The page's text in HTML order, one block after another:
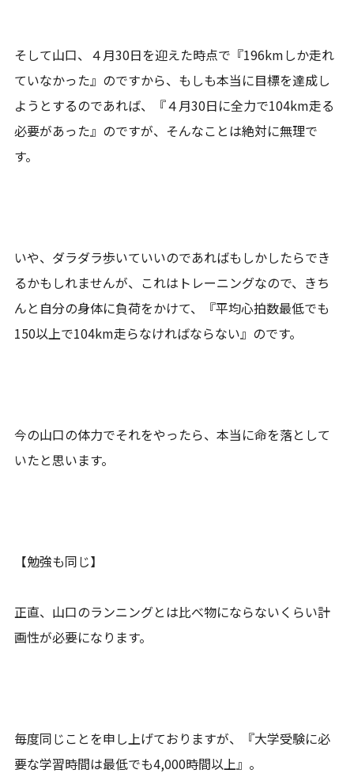
そして山口、４月30日を迎えた時点で『196kmしか走れ
ていなかった』のですから、もしも本当に目標を達成し
ようとするのであれば、『４月30日に全力で104km走る
必要があった』のですが、そんなことは絶対に無理で
す。
いや、ダラダラ歩いていいのであればもしかしたらでき
るかもしれませんが、これはトレーニングなので、きち
んと自分の身体に負荷をかけて、『平均心拍数最低でも
150以上で104km走らなければならない』のです。
今の山口の体力でそれをやったら、本当に命を落として
いたと思います。
【勉強も同じ】
正直、山口のランニングとは比べ物にならないくらい計
画性が必要になります。
毎度同じことを申し上げておりますが、『大学受験に必
要な学習時間は最低でも4,000時間以上』。